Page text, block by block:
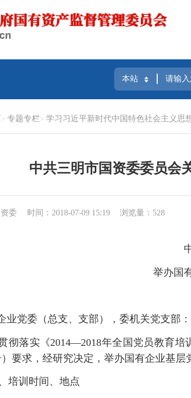
专题专栏 学习习近平新时代中国特色社会主义思
中共三明市国资委委员会
委 时间：2018-07-09 15:19 浏览量：528
举办国
业党委（总支、支部），委机关党支部：
彻落实《2014—2018年全国党员教育培
）要求，经研究决定，举办国有企业基
培训时间、地点